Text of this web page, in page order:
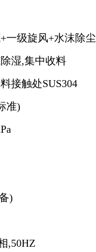
一级旋风+水沫除尘
湿,集中收料
接触处SUS304
准)
)
,50HZ